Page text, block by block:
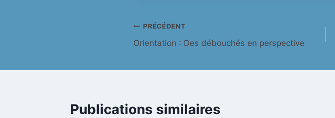
Navigation
de
l’article
PRÉCÉDENT
Orientation : Des débouchés en perspective
Publications similaires